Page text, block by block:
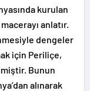
kurulan
anlatır.
dengeler
için Periliçe,
Bunun
alınarak